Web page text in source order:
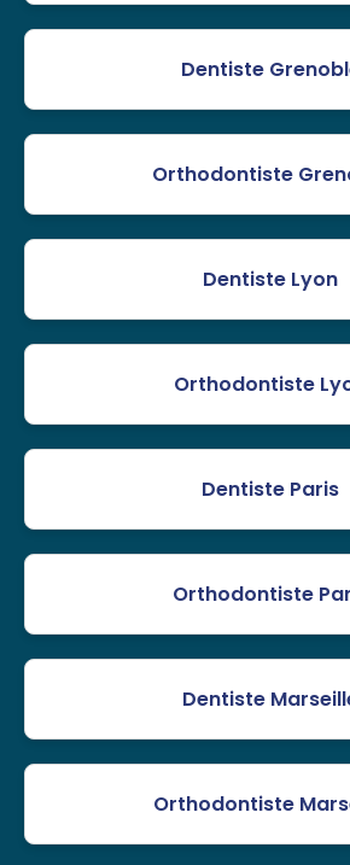
Dentiste
Orthodontiste
Dentiste Lyon
Orthodontiste
Dentiste Paris
Orthodontiste
Dentiste
Orthodontiste